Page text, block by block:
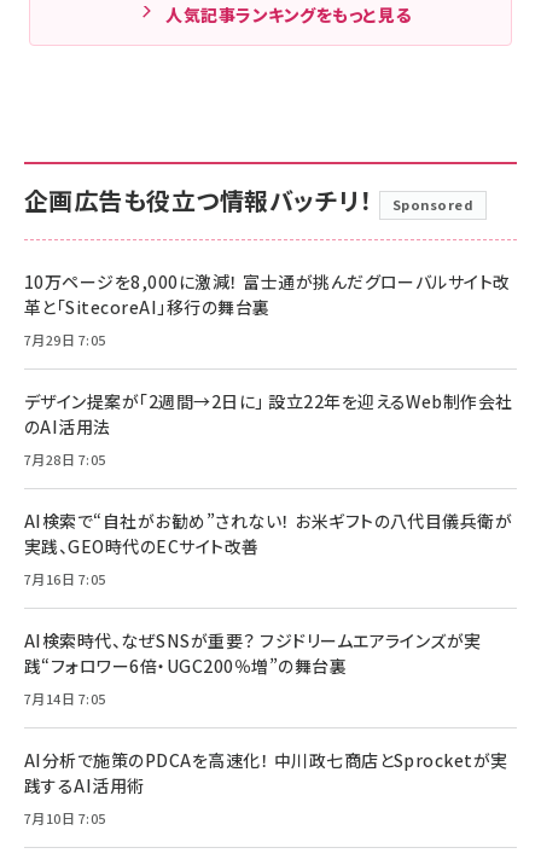
人気記事ランキングをもっと見る
企画広告も役立つ情報バッチリ！ Sponsored
10万ページを8,000に激減！ 富士通が挑んだグローバルサイト改
革と「SitecoreAI」移行の舞台裏
7月29日 7:05
デザイン提案が「2週間→2日に」 設立22年を迎えるWeb制作会社
のAI活用法
7月28日 7:05
AI検索で“自社がお勧め”されない！ お米ギフトの八代目儀兵衛が
実践、GEO時代のECサイト改善
7月16日 7:05
AI検索時代、なぜSNSが重要？ フジドリームエアラインズが実
践“フォロワー6倍・UGC200％増”の舞台裏
7月14日 7:05
AI分析で施策のPDCAを高速化！ 中川政七商店とSprocketが実
践するAI活用術
7月10日 7:05